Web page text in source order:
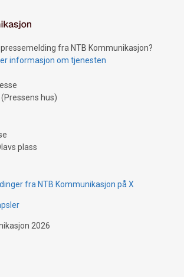
fra NTB Kommunikasjon?
informasjon om tjenesten
hus)
plass
fra NTB Kommunikasjon på X
2026